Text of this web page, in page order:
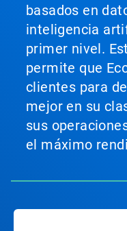
basados en
inteligencia
primer nivel.
permite que
clientes para
mejor en su
sus
el máximo